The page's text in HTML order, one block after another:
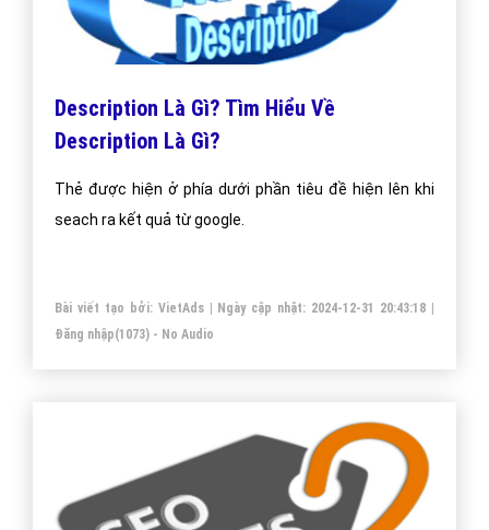
Description Là Gì? Tìm Hiểu Về
Description Là Gì?
Thẻ được hiện ở phía dưới phần tiêu đề hiện lên khi
seach ra kết quả từ google.
Bài viết tạo bởi: VietAds| Ngày cập nhật: 2024-12-31 20:43:18 |
Đăng nhập(1073) - No Audio